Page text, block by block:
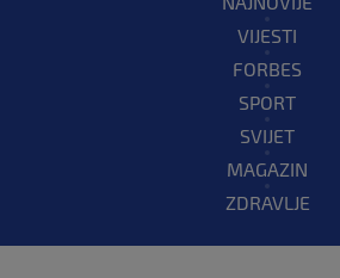
VIJESTI
FORBES
SPORT
SVIJET
MAGAZIN
ZDRAVLJE